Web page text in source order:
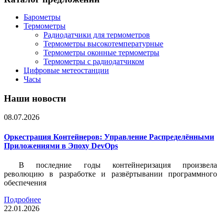
Барометры
Термометры
Радиодатчики для термометров
Термометры высокотемпературные
Термометры оконные термометры
Термометры с радиодатчиком
Цифровые метеостанции
Часы
Наши новости
08.07.2026
Оркестрация Контейнеров: Управление Распределёнными
Приложениями в Эпоху DevOps
В последние годы контейнеризация произвела
революцию в разработке и развёртывании программного
обеспечения
Подробнее
22.01.2026